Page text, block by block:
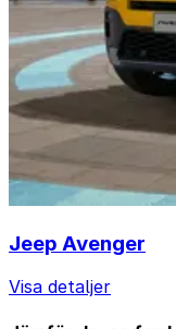
Jeep Avenger
Visa detaljer